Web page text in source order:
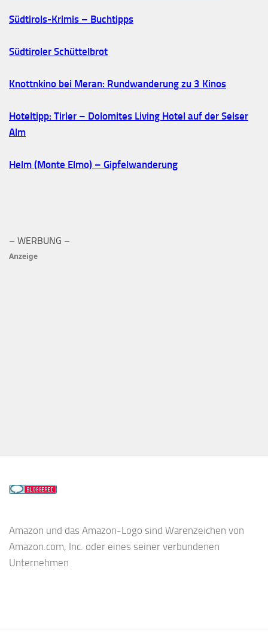
Südtirols-Krimis – Buchtipps
Südtiroler Schüttelbrot
Knottnkino bei Meran: Rundwanderung zu 3 Kinos
Hoteltipp: Tirler – Dolomites Living Hotel auf der Seiser
Alm
Helm (Monte Elmo) – Gipfelwanderung
– WERBUNG –
Anzeige
Amazon und das Amazon-Logo sind Warenzeichen von
Amazon.com, Inc. oder eines seiner verbundenen
Unternehmen